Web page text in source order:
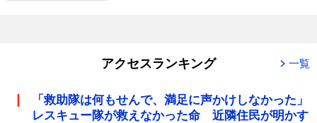
アクセスランキング 一覧
「救助隊は何もせんで、満足に声かけしなかった」
レスキュー隊が救えなかった命 近隣住民が明かす